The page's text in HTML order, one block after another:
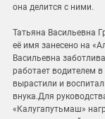
она делится с ними.
Татьяна Васильевна
её имя занесено на
Васильевна
работает водителем
вырастили и
внука.Для
«Калугапутьмаш»